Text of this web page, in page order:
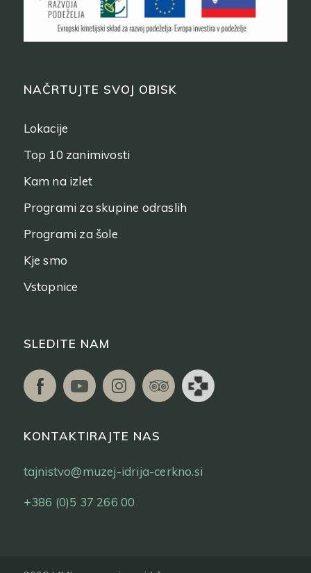
NAČRTUJTE SVOJ OBISK
Lokacije
Top 10 zanimivosti
Kam na izlet
Programi za skupine odraslih
Programi za šole
Kje smo
Vstopnice
SLEDITE NAM
KONTAKTIRAJTE NAS
tajnistvo@muzej-idrija-cerkno.si
+386 (0)5 37 266 00